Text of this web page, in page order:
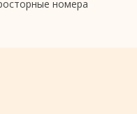
номера